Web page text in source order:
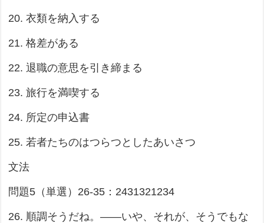
20. 衣類を納入する
21. 格差がある
22. 退職の意思を引き締まる
23. 旅行を満喫する
24. 所定の申込書
25. 若者たちのはつらつとしたあいさつ
文法
問題5（単選）26-35：2431321234
26. 順調そうだね。——いや、それが、そうでもな